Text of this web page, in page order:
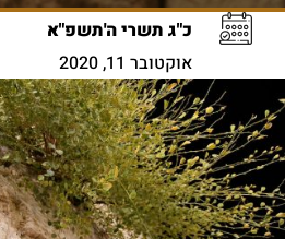
כ"ג תשרי ה'תשפ"א
אוקטובר 11, 2020